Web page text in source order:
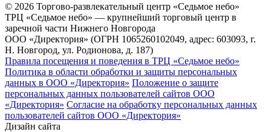
© 2026 Торгово-развлекательный центр «Седьмое небо»
ТРЦ «Седьмое небо» — крупнейший торговый центр в
заречной части Нижнего Новгорода
ООО «Директория» (ОГРН 1065260102049, адрес: 603093, г.
Н. Новгород, ул. Родионова, д. 187)
Правила посещения и поведения в ТРЦ «Седьмое небо»
Политика в области обработки и защиты персональных
данных в ООО «Директория» Положение о защите
персональных данных пользователей сайтов ООО
«Директория» Согласие на обработку персональных данных
пользователей сайтов ООО «Директория»
Дизайн сайта